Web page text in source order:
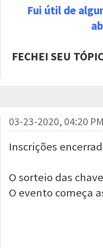
Fui útil de
FECHEI SEU
03-23-2020, 04:20
Inscrições
O sorteio das
O evento começa